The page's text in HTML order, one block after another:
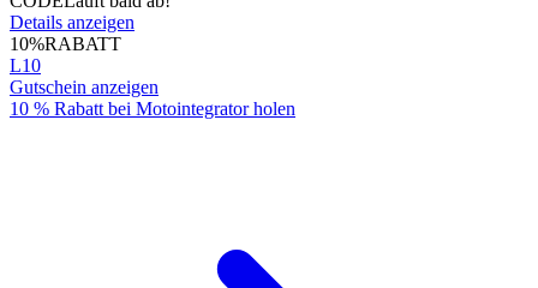
Details anzeigen
10%RABATT
L10
Gutschein anzeigen
10 % Rabatt bei Motointegrator holen